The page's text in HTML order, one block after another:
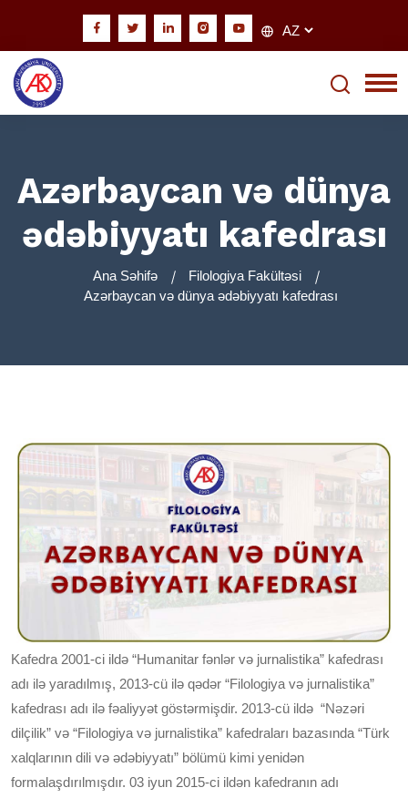
Azərbaycan və dünya
ədəbiyyatı kafedrası
Ana Səhifə
Filologiya Fakültəsi
Azərbaycan və dünya ədəbiyyatı kafedrası
Kafedra 2001-ci ildə “Humanitar fənlər və jurnalistika” kafedrası
adı ilə yaradılmış, 2013-cü ilə qədər “Filologiya və jurnalistika”
kafedrası adı ilə fəaliyyət göstərmişdir. 2013-cü ildə “Nəzəri
dilçilik” və “Filologiya və jurnalistika” kafedraları bazasında “Türk
xalqlarının dili və ədəbiyyatı” bölümü kimi yenidən
formalaşdırılmışdır. 03 iyun 2015-ci ildən kafedranın adı